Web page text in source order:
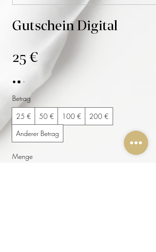
Gutschein Digital
25 €
Betrag
25 €
50 € 100 €
200 €
Anderer Betrag
Menge